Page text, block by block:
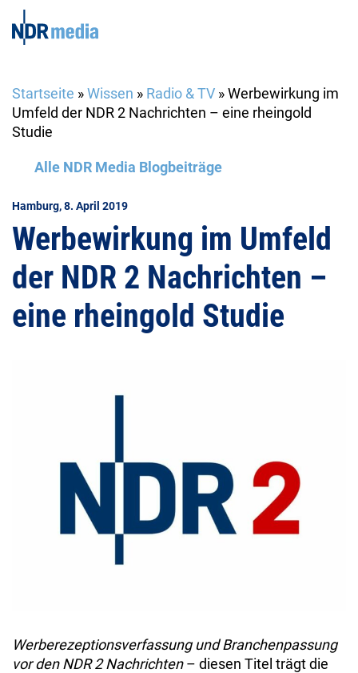
Startseite »Wissen » Radio & TV »Werbewirkung im
Umfeld der NDR 2 Nachrichten – eine rheingold
Studie
Alle NDR Media Blogbeiträge
Hamburg, 8. April 2019
Werbewirkung im Umfeld
der NDR 2 Nachrichten –
eine rheingold Studie
Werberezeptionsverfassung und Branchenpassung
vor den NDR 2 Nachrichten– diesen Titel trägt die